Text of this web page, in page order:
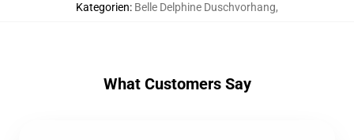
Kategorien: Belle Delphine Duschvorhang,
What Customers Say